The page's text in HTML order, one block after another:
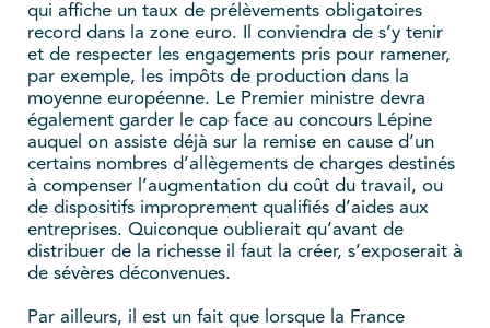
qui affiche un taux de prélèvements obligatoires
record dans la zone euro. Il conviendra de s’y tenir
et de respecter les engagements pris pour ramener,
par exemple, les impôts de production dans la
moyenne européenne. Le Premier ministre devra
également garder le cap face au concours Lépine
auquel on assiste déjà sur la remise en cause d’un
certains nombres d’allègements de charges destinés
à compenser l’augmentation du coût du travail, ou
de dispositifs improprement qualifiés d’aides aux
entreprises. Quiconque oublierait qu’avant de
distribuer de la richesse il faut la créer, s’exposerait à
de sévères déconvenues.
Par ailleurs, il est un fait que lorsque la France